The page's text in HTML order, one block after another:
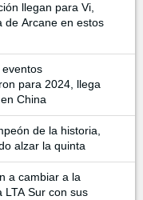
llegan para Vi,
de Arcane en estos
para 2024, llega
China
de la historia,
alzar la quinta
a cambiar a la
LTA Sur con sus